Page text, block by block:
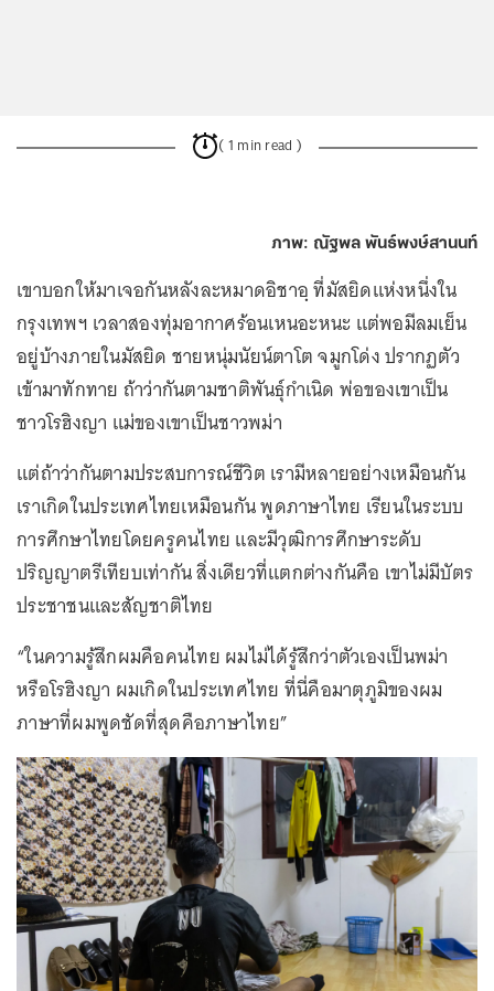
( 1 min read )
ภาพ: ณัฐพล พันธ์พงษ์สานนท์
เขาบอกให้มาเจอกันหลังละหมาดอิชาอฺ ที่มัสยิดแห่งหนึ่งใน
กรุงเทพฯ เวลาสองทุ่มอากาศร้อนเหนอะหนะ แต่พอมีลมเย็น
อยู่บ้างภายในมัสยิด ชายหนุ่มนัยน์ตาโต จมูกโด่ง ปรากฏตัว
เข้ามาทักทาย ถ้าว่ากันตามชาติพันธุ์กำเนิด พ่อของเขาเป็น
ชาวโรฮิงญา แม่ของเขาเป็นชาวพม่า
แต่ถ้าว่ากันตามประสบการณ์ชีวิต เรามีหลายอย่างเหมือนกัน
เราเกิดในประเทศไทยเหมือนกัน พูดภาษาไทย เรียนในระบบ
การศึกษาไทยโดยครูคนไทย และมีวุฒิการศึกษาระดับ
ปริญญาตรีเทียบเท่ากัน สิ่งเดียวที่แตกต่างกันคือ เขาไม่มีบัตร
ประชาชนและสัญชาติไทย
“ในความรู้สึกผมคือคนไทย ผมไม่ได้รู้สึกว่าตัวเองเป็นพม่า
หรือโรฮิงญา ผมเกิดในประเทศไทย ที่นี่คือมาตุภูมิของผม
ภาษาที่ผมพูดชัดที่สุดคือภาษาไทย”